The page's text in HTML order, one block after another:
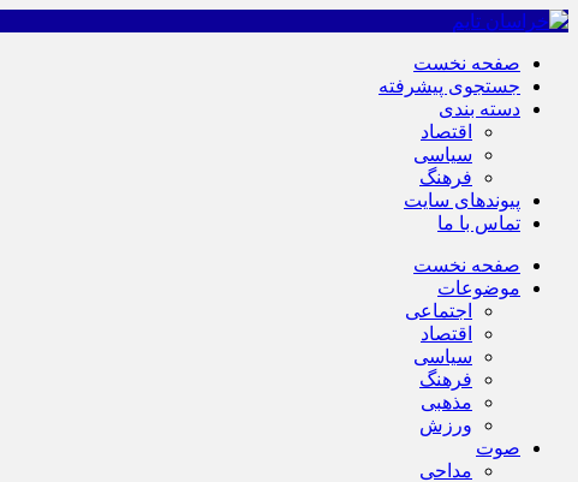
صفحه نخست
جستجوی پیشرفته
دسته بندی
اقتصاد
سیاسی
فرهنگ
پیوندهای سایت
تماس با ما
صفحه نخست
موضوعات
اجتماعی
اقتصاد
سیاسی
فرهنگ
مذهبی
ورزش
صوت
مداحی